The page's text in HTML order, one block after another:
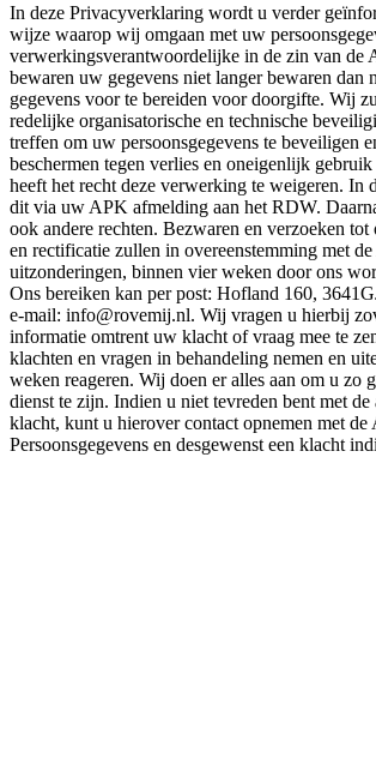
In deze Privacyverklaring wordt u verder
wijze waarop wij omgaan met uw
verwerkingsverantwoordelijke in de zin van de
bewaren uw gegevens niet langer bewaren dan
gegevens voor te bereiden voor doorgifte. Wij
redelijke organisatorische en technische
treffen om uw persoonsgegevens te beveiligen
beschermen tegen verlies en oneigenlijk
heeft het recht deze verwerking te weigeren. In
dit via uw APK afmelding aan het RDW.
ook andere rechten. Bezwaren en verzoeken tot
en rectificatie zullen in overeenstemming met
uitzonderingen, binnen vier weken door ons
Ons bereiken kan per post: Hofland 160,
e-mail: info@rovemij.nl. Wij vragen u hierbij
informatie omtrent uw klacht of vraag mee te
klachten en vragen in behandeling nemen en
weken reageren. Wij doen er alles aan om u zo
dienst te zijn. Indien u niet tevreden bent met
klacht, kunt u hierover contact opnemen met de
Persoonsgegevens en desgewenst een klacht